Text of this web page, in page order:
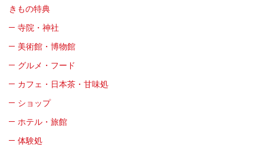
きもの特典
寺院・神社
美術館・博物館
グルメ・フード
カフェ・日本茶・甘味処
ショップ
ホテル・旅館
体験処